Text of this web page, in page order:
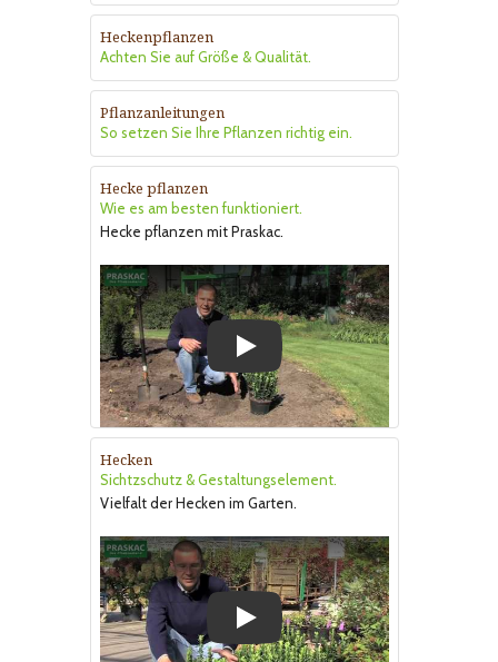
Heckenpflanzen
Achten Sie auf Größe & Qualität.
Pflanzanleitungen
So setzen Sie Ihre Pflanzen richtig ein.
Hecke pflanzen
Wie es am besten funktioniert.
Hecke pflanzen mit Praskac.
Hecken
Sichtzschutz & Gestaltungselement.
Vielfalt der Hecken im Garten.